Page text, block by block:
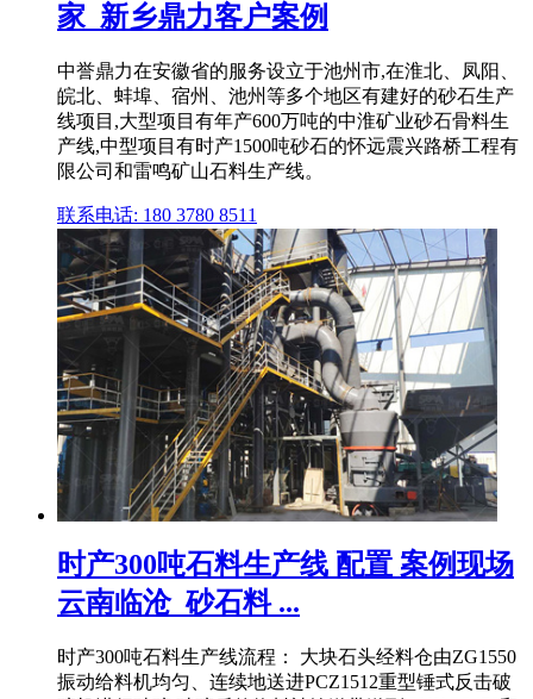
家_新乡鼎力客户案例
中誉鼎力在安徽省的服务设立于池州市,在淮北、凤阳、
皖北、蚌埠、宿州、池州等多个地区有建好的砂石生产
线项目,大型项目有年产600万吨的中淮矿业砂石骨料生
产线,中型项目有时产1500吨砂石的怀远震兴路桥工程有
限公司和雷鸣矿山石料生产线。
联系电话: 180 3780 8511
时产300吨石料生产线 配置 案例现场
云南临沧_砂石料 ...
时产300吨石料生产线流程： 大块石头经料仓由ZG1550
振动给料机均匀、连续地送进PCZ1512重型锤式反击破